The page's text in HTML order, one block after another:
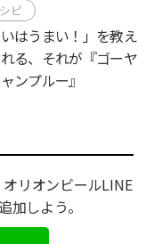
ピ
いはうまい！」を教え
る、それが『ゴーヤ
ンプルー』
リオンビールLINE
加しよう。